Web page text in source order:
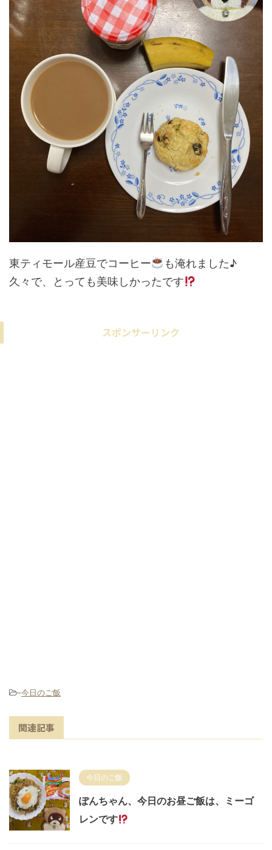
東ティモール産豆でコーヒー
も淹れました♪
久々で、とっても美味しかったです
スポンサーリンク
-今日のご飯
関連記事
今日のご飯
ぽんちゃん、今日のお昼ご飯は、ミーゴ
レンです